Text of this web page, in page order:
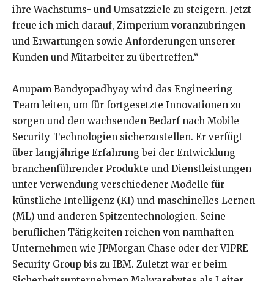
ihre Wachstums- und Umsatzziele zu steigern. Jetzt
freue ich mich darauf, Zimperium voranzubringen
und Erwartungen sowie Anforderungen unserer
Kunden und Mitarbeiter zu übertreffen.“
Anupam Bandyopadhyay wird das Engineering-
Team leiten, um für fortgesetzte Innovationen zu
sorgen und den wachsenden Bedarf nach Mobile-
Security-Technologien sicherzustellen. Er verfügt
über langjährige Erfahrung bei der Entwicklung
branchenführender Produkte und Dienstleistungen
unter Verwendung verschiedener Modelle für
künstliche Intelligenz (KI) und maschinelles Lernen
(ML) und anderen Spitzentechnologien. Seine
beruflichen Tätigkeiten reichen von namhaften
Unternehmen wie JPMorgan Chase oder der VIPRE
Security Group bis zu IBM. Zuletzt war er beim